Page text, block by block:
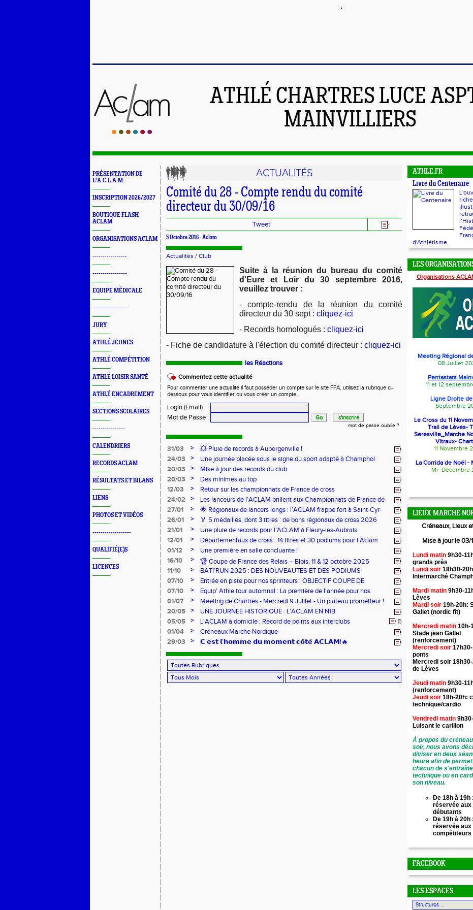
ATHLÉ CHARTRES LUCE
MAINVILLIERS
PRÉSENTATION DE
L'A.C.L.A.M.
INSCRIPTION 2026/2027
BOUTIQUE FLASH
ACLAM
ORGANISATIONS ACLAM
-----------------
-----------------
EQUIPE MÉDICALE
-----------------
JURY
ATHLÉ JEUNES
ATHLÉ COMPÉTITION
ATHLÉ LOISIR SANTÉ
ATHLÉ ENCADREMENT
SECTIONS SCOLAIRES
----------------
CALENDRIERS
RECORDS ACLAM
RÉSULTATS ET BILANS
LIENS
PHOTOS ET VIDÉOS
-------------------
QUALIFIÉ(E)S
LICENCES
ACTUALITÉS
Comité du 28 - Compte rendu du comité
directeur du 30/09/16
Tweet
5 Octobre 2016 -Aclam
Actualités / Club
Suite à la réunion du bureau du comité
d'Eure et Loir du 30 septembre 2016,
veuillez trouver :
- compte-rendu de la réunion du comité
directeur du 30 sept : cliquez-ici
- Records homologués : cliquez-ici
- Fiche de candidature à l'élection du comité directeur : cliquez-ici
les Réactions
Commentez cette actualité
Pour commenter une actualité il faut posséder un compte sur le site FFA, utilisez la rubrique ci-
dessous pour vous identifier ou vous créer un compte.
Login (Email)
:
Mot de Passe : |
mot de passe oublié ?
31/03 >
💥 Pluie de records à Aubergenville !
24/03
>
Une journée placée sous le signe du sport adapté à Champhol
20/03
>
Mise à jour des records du club
20/03
>
Des minimes au top
12/03
>
Retour sur les championnats de France de cross
24/02
>
Les lanceurs de l’ACLAM brillent aux Championnats de France de
Lancers Longs à Nice
27/01 >
🌟 Régionaux de lancers longs : l’ACLAM frappe fort à Saint-Cyr-
sur-Loire
26/01 >
🏅 5 médaillés, dont 3 titres : de bons régionaux de cross 2026
pour l’Aclam !
21/01 >
Une pluie de records pour l’ACLAM à Fleury-les-Aubrais
12/01
>
Départementaux de cross : 14 titres et 30 podiums pour l’Aclam
01/12
>
Une première en salle concluante !
16/10
>
🏆 Coupe de France des Relais – Blois, 11 & 12 octobre 2025
11/10
>
BATI’RUN 2025 : DES NOUVEAUTES ET DES PODIUMS
07/10
>
Entrée en piste pour nos sprinteurs : OBJECTIF COUPE DE
FRANCE !
07/10 >
Equip' Athle tour automnal : La première de l'année pour nos
jeunes !
01/07 >
Meeting de Chartres - Mercredi 9 Juillet - Un plateau prometteur !
20/05
>
UNE JOURNEE HISTORIQUE : L’ACLAM EN N1B
05/05
> L'ACLAM à domicile : Record de points aux interclubs (1)
01/04 >
Créneaux Marche Nordique
29/03
> 𝗖’𝗲𝘀𝘁 𝗹’𝗵𝗼𝗺𝗺𝗲 𝗱𝘂 𝗺𝗼𝗺𝗲𝗻𝘁 𝗰𝗼̂𝘁𝗲́ 𝗔𝗖𝗟𝗔𝗠!🔥
ATHLE.FR
Livre du Centenaire
d'Athlétisme.
LES
Organisations
Meeting Régional
08 Juillet
Pentastars
11 et 12
Ligne Droite
Septembre
Le Cross du 11
Trail de Lèves-
Seresville_Marche
Vitraux-
11 Novembre
La Corrida de Noël -
Mi- Décembre
LIEUX MARCHE
Créneaux, Lieux
Mise à jour le 03/
Lundi matin 9h30-
grands près
Lundi soir 18h30-
Intermarché
Mardi matin 9h30-
Lèves
Mardi soir 19h-20h:
Gallet (nordic fit)
Mercredi matin 10h-
Stade jean Gallet
(renforcement)
Mercredi soir
ponts
Mercredi soir
de Lèves
Jeudi matin 9h30-
(renforcement)
Jeudi soir 18h-20h:
technique/cardio
Vendredi matin
Luisant le carillon
À propos du
soir, nous avons
diviser en deux
heure afin de
chacun de
technique ou en
son niveau.
De 18h à
réservée
débutants
De 19h à
réservée aux
compétiteurs
FACEBOOK
LES ESPACES